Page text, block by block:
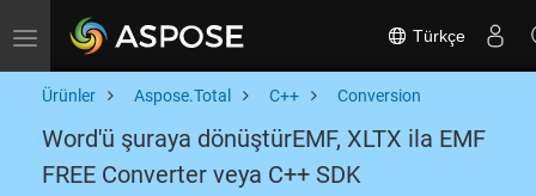
Toggle navigation Türkçe
Ürünler Aspose.Total C++ Conversion
Word'ü şuraya dönüştürEMF, XLTX ila EMF
FREE Converter veya C++ SDK